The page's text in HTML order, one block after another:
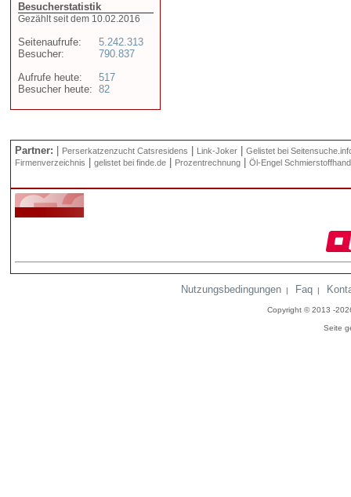
Besucherstatistik
Gezählt seit dem 10.02.2016
Seitenaufrufe:
Besucher:
Aufrufe heute:
Besucher heute:
5.242.313
790.837
517
82
Partner: Perserkatzenzucht Catsresidens Link-Joker
Gelistet bei
Firmenverzeichnis
gelistet bei finde.de Prozentrechnung Öl-Engel
Nutzungsbedingungen | Faq |
Copyright © 2013 -
Seite